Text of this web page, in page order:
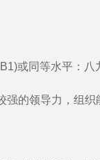
或同等水平：
强的领导力，组